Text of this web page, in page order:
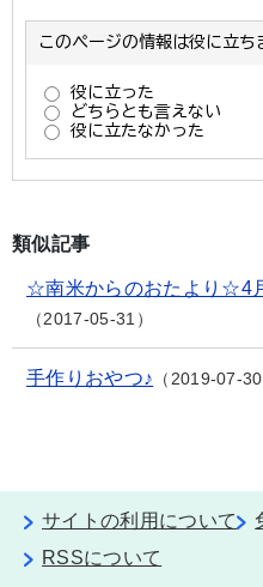
類似記事
☆南米からのおたより☆4
2017-05-31
手作りおやつ♪ 2019-07-30
サイトの利用について
RSSについて